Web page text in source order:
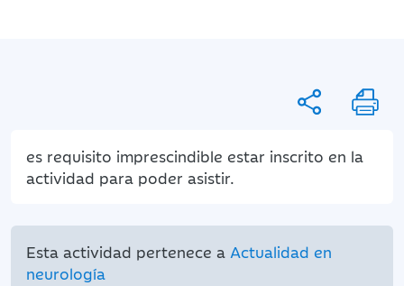
es requisito imprescindible estar inscrito en la
actividad para poder asistir.
Esta actividad pertenece a Actualidad en
neurología